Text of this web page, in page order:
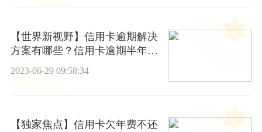
【世界新视野】信用卡逾期解决
方案有哪些？信用卡逾期半年怎
2023-06-29 09:58:34
【独家焦点】信用卡欠年费不还